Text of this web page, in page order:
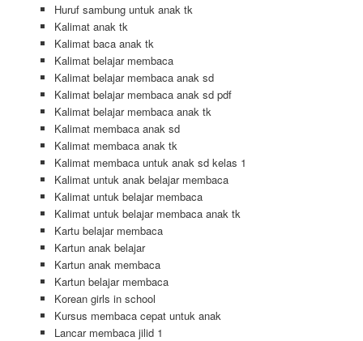
Huruf sambung untuk anak tk
Kalimat anak tk
Kalimat baca anak tk
Kalimat belajar membaca
Kalimat belajar membaca anak sd
Kalimat belajar membaca anak sd pdf
Kalimat belajar membaca anak tk
Kalimat membaca anak sd
Kalimat membaca anak tk
Kalimat membaca untuk anak sd kelas 1
Kalimat untuk anak belajar membaca
Kalimat untuk belajar membaca
Kalimat untuk belajar membaca anak tk
Kartu belajar membaca
Kartun anak belajar
Kartun anak membaca
Kartun belajar membaca
Korean girls in school
Kursus membaca cepat untuk anak
Lancar membaca jilid 1